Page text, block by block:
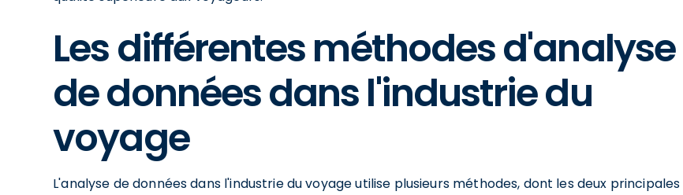
Les différentes méthodes d'analyse
de données dans l'industrie du
voyage
L'analyse de données dans l'industrie du voyage utilise plusieurs méthodes, dont les deux principales